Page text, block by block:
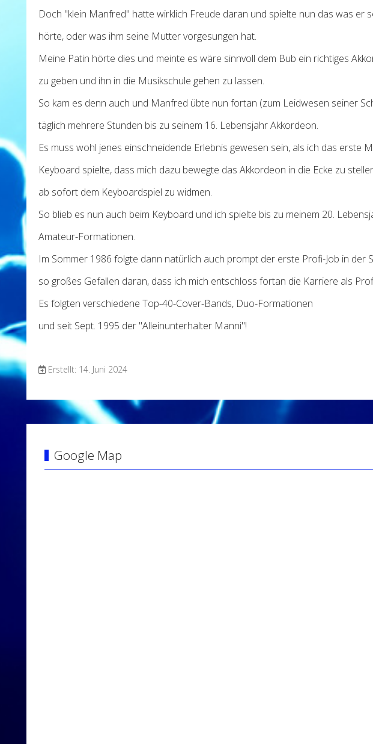
Doch "klein Manfred" hatte wirklich Freude daran und spielte nun das was er
hörte, oder was ihm seine Mutter vorgesungen hat.
Meine Patin hörte dies und meinte es wäre sinnvoll dem Bub ein richtiges
zu geben und ihn in die Musikschule gehen zu lassen.
So kam es denn auch und Manfred übte nun fortan (zum Leidwesen seiner
täglich mehrere Stunden bis zu seinem 16. Lebensjahr Akkordeon.
Es muss wohl jenes einschneidende Erlebnis gewesen sein, als ich das erste
Keyboard spielte, dass mich dazu bewegte das Akkordeon in die Ecke zu
ab sofort dem Keyboardspiel zu widmen.
So blieb es nun auch beim Keyboard und ich spielte bis zu meinem 20.
Amateur-Formationen.
Im Sommer 1986 folgte dann natürlich auch prompt der erste Profi-Job in der
so großes Gefallen daran, dass ich mich entschloss fortan die Karriere als
Es folgten verschiedene Top-40-Cover-Bands, Duo-Formationen
und seit Sept. 1995 der "Alleinunterhalter Manni"!
Erstellt: 14. Juni 2024
Google Map